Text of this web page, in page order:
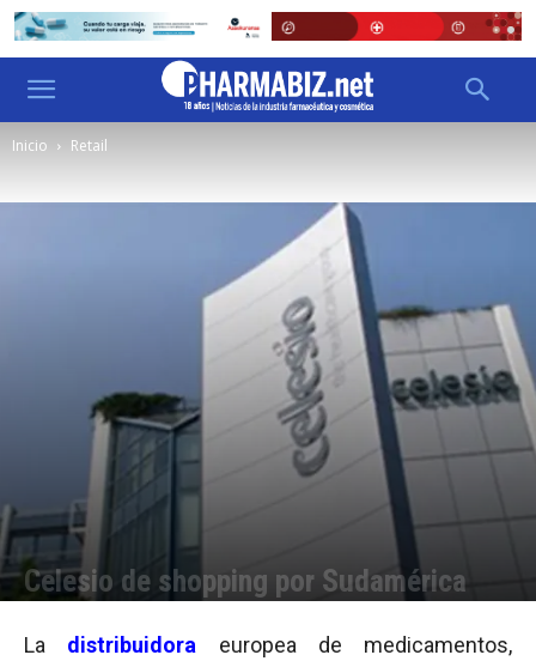
Inicio Retail
Celesio de shopping por Sudamérica
La distribuidora europea de medicamentos,